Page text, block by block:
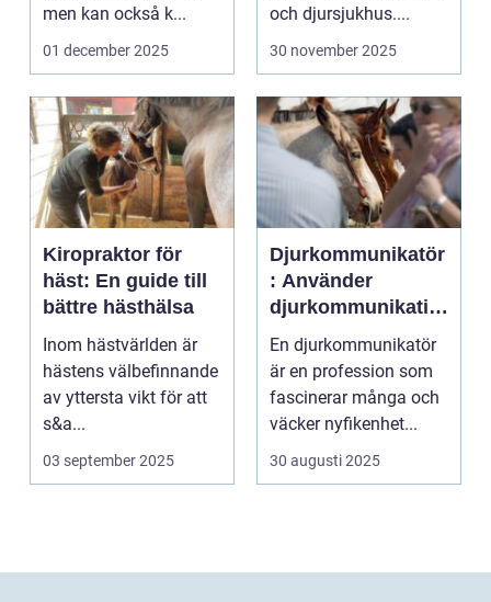
men kan också k...
01 december 2025
och djursjukhus....
30 november 2025
Kiropraktor för
häst: En guide till
bättre hästhälsa
Inom hästvärlden är
hästens välbefinnande
av yttersta vikt för att
s&a...
03 september 2025
Djurkommunikatör
: Använder
djurkommunikatio
n för behandling
av djur
En djurkommunikatör
är en profession som
fascinerar många och
väcker nyfikenhet...
30 augusti 2025